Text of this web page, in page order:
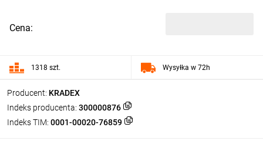
Producent: KRADEX
Indeks producenta: 300000876
Indeks TIM: 0001-00020-76859
Cena:
1318 szt. Wysyłka w 72h